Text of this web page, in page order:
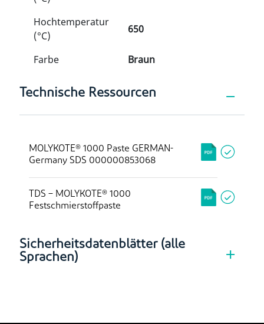
Hochtemperatur
(°C)
650
Farbe Braun
Technische Ressourcen
MOLYKOTE® 1000 Paste GERMAN-
Germany SDS 000000853068
TDS – MOLYKOTE® 1000
Festschmierstoffpaste
Sicherheitsdatenblätter (alle
Sprachen)